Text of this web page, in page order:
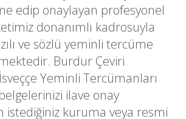
edip onaylayan profesyonel
donanımlı kadrosuyla
ve sözlü yeminli tercüme
Burdur Çeviri
Yeminli Tercümanları
ilave onay
istediğiniz kuruma veya resmi